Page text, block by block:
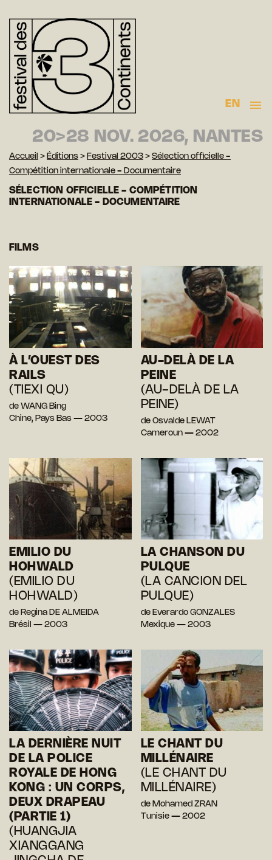
EN
20>28 NOV. 2026, NANTES
Accueil > Éditions > Festival 2003 > Sélection officielle -
Compétition internationale - Documentaire
SÉLECTION OFFICIELLE - COMPÉTITION
INTERNATIONALE - DOCUMENTAIRE
FILMS
À L’OUEST DES
RAILS
(TIEXI QU)
de WANG Bing
Chine, Pays Bas — 2003
AU-DELÀ DE LA
PEINE
(AU-DELÀ DE LA
PEINE)
de Osvalde LEWAT
Cameroun — 2002
EMILIO DU
HOHWALD
(EMILIO DU
HOHWALD)
de Regina DE ALMEIDA
Brésil — 2003
LA CHANSON DU
PULQUE
(LA CANCION DEL
PULQUE)
de Everardo GONZALES
Mexique — 2003
LA DERNIÈRE NUIT
DE LA POLICE
ROYALE DE HONG
KONG : UN CORPS,
DEUX DRAPEAU
(PARTIE 1)
(HUANGJIA
XIANGGANG
LE CHANT DU
MILLÉNAIRE
(LE CHANT DU
MILLÉNAIRE)
de Mohamed ZRAN
Tunisie — 2002